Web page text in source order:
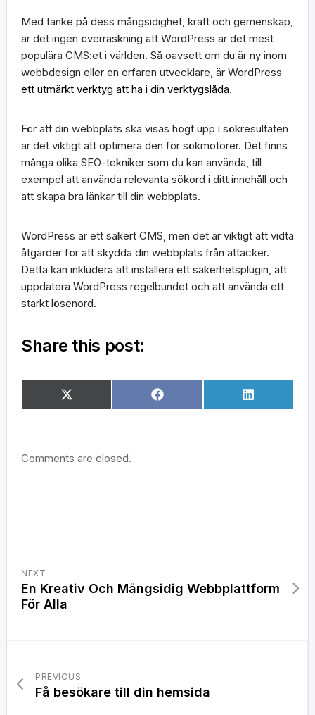
Med tanke på dess mångsidighet, kraft och gemenskap,
är det ingen överraskning att WordPress är det mest
populära CMS:et i världen. Så oavsett om du är ny inom
webbdesign eller en erfaren utvecklare, är WordPress
ett utmärkt verktyg att ha i din verktygslåda.
För att din webbplats ska visas högt upp i sökresultaten
är det viktigt att optimera den för sökmotorer. Det finns
många olika SEO-tekniker som du kan använda, till
exempel att använda relevanta sökord i ditt innehåll och
att skapa bra länkar till din webbplats.
WordPress är ett säkert CMS, men det är viktigt att vidta
åtgärder för att skydda din webbplats från attacker.
Detta kan inkludera att installera ett säkerhetsplugin, att
uppdatera WordPress regelbundet och att använda ett
starkt lösenord.
Share this post:
Dela
på
X
(Twitter)
Dela
på
Facebook Dela
på
LinkedIn
Comments are closed.
NEXT
En Kreativ Och Mångsidig Webbplattform
För Alla
PREVIOUS
Få besökare till din hemsida